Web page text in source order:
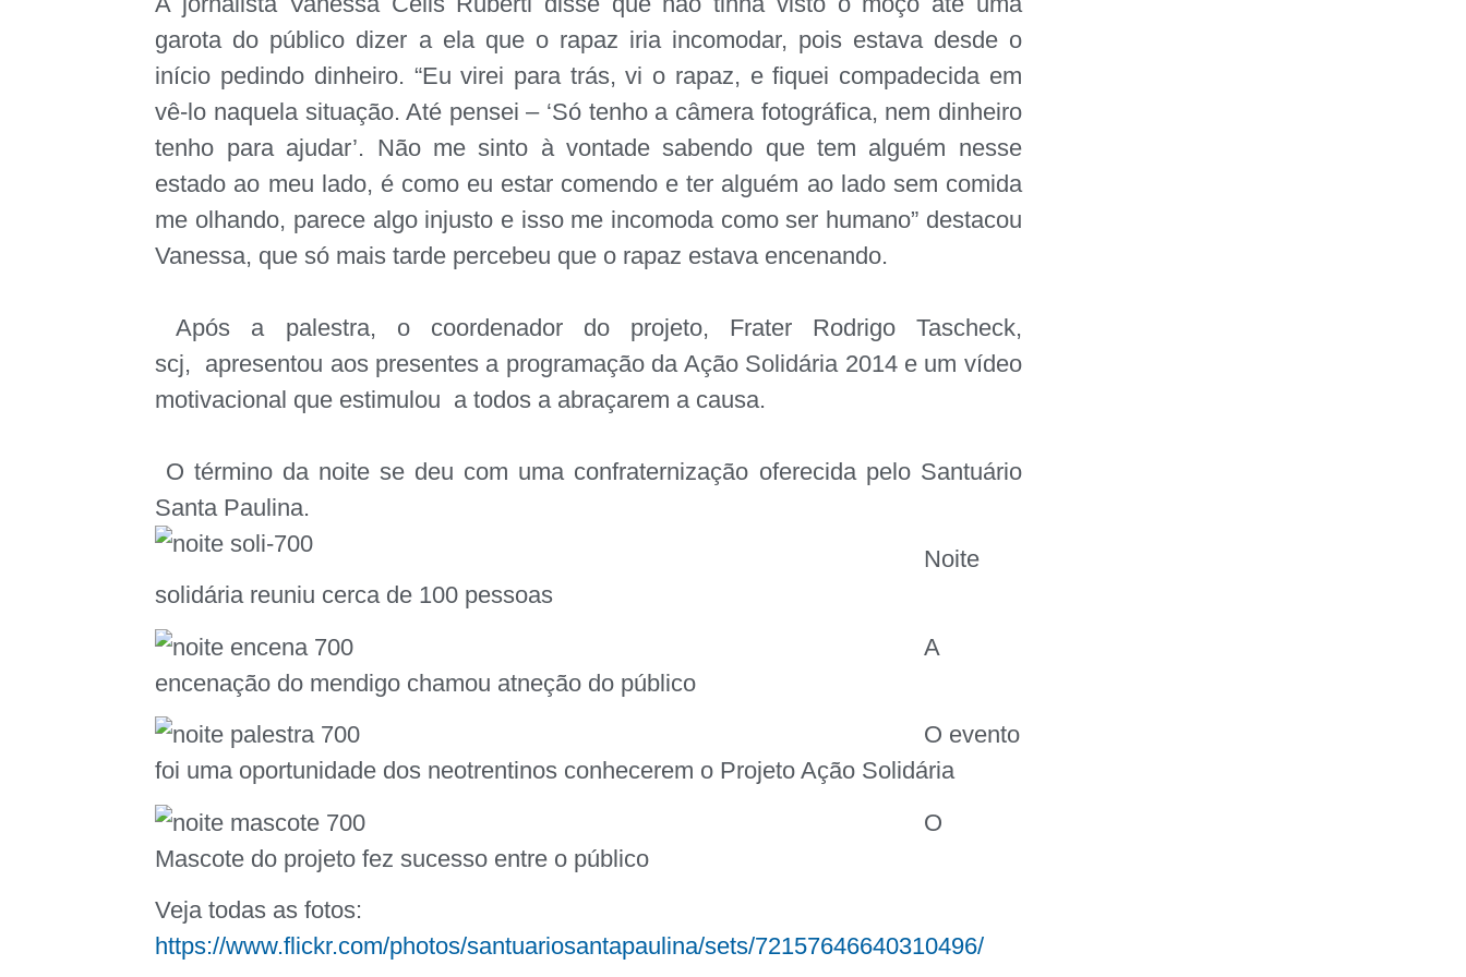
garota do público dizer a ela que o rapaz iria incomodar, pois estava desde o
início pedindo dinheiro. “Eu virei para trás, vi o rapaz, e fiquei compadecida em
vê-lo naquela situação. Até pensei – ‘Só tenho a câmera fotográfica, nem dinheiro
tenho para ajudar’. Não me sinto à vontade sabendo que tem alguém nesse
estado ao meu lado, é como eu estar comendo e ter alguém ao lado sem comida
me olhando, parece algo injusto e isso me incomoda como ser humano” destacou
Vanessa, que só mais tarde percebeu que o rapaz estava encenando.
Após a palestra, o coordenador do projeto, Frater Rodrigo Tascheck,
scj, apresentou aos presentes a programação da Ação Solidária 2014 eum vídeo
motivacional que estimulou a todos a abraçarem a causa.
O término da noite se deu com uma confraternização oferecida pelo Santuário
Santa Paulina.
Noite
solidária reuniu cerca de 100 pessoas
A
encenação do mendigo chamou atneção do público
O evento
foi uma oportunidade dos neotrentinos conhecerem o Projeto Ação Solidária
O
Mascote do projeto fez sucesso entre o público
Veja todas as fotos:
https://www.flickr.com/photos/santuariosantapaulina/sets/72157646640310496/